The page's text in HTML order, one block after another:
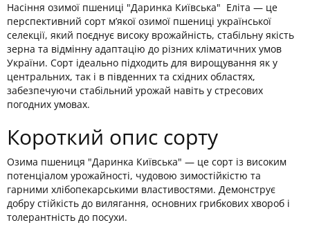
Насіння озимої пшениці "Даринка Київська" Еліта — це
перспективний сорт м’якої озимої пшениці української
селекції, який поєднує високу врожайність, стабільну якість
зерна та відмінну адаптацію до різних кліматичних умов
України. Сорт ідеально підходить для вирощування як у
центральних, так і в південних та східних областях,
забезпечуючи стабільний урожай навіть у стресових
погодних умовах.
Короткий опис сорту
Озима пшениця "Даринка Київська" — це сорт із високим
потенціалом урожайності, чудовою зимостійкістю та
гарними хлібопекарськими властивостями. Демонструє
добру стійкість до вилягання, основних грибкових хвороб і
толерантність до посухи.